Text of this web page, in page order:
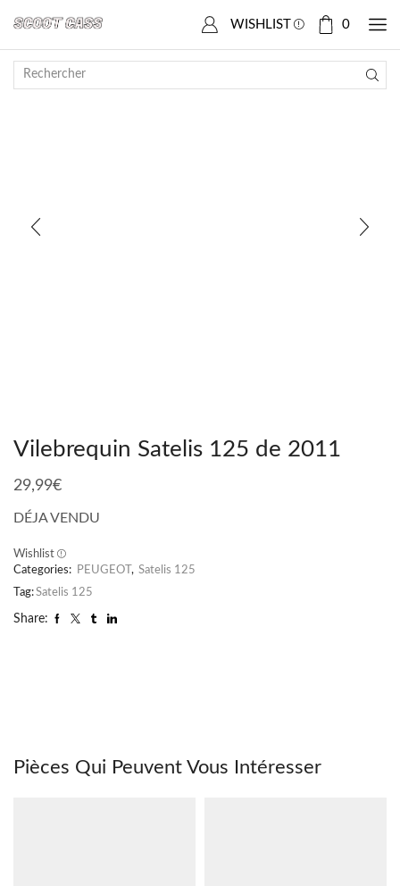
WISHLIST 0
Accueil Boutique Satelis 125
Vilebrequin Satelis 125 de 2011
29,99€
DÉJA VENDU
Wishlist
Categories:
PEUGEOT , Satelis 125
Tag:Satelis 125
Share:
Pièces Qui Peuvent Vous Intéresser